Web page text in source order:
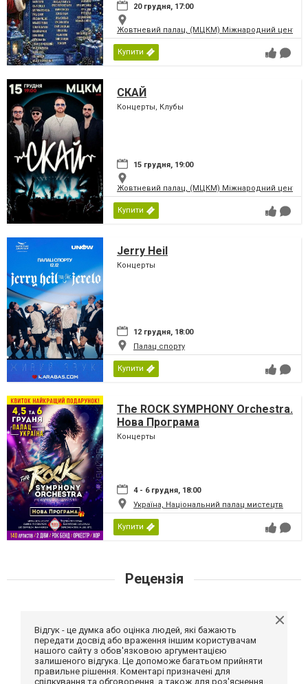
20 грудня, 17:00
Жовтневий палац, (МЦКМ) Міжнародний центр
Купити
СКАЙ
Концерты, Клубы
15 грудня, 19:00
Жовтневий палац, (МЦКМ) Міжнародний центр
Купити
Jerry Heil
Концерты
12 грудня, 18:00
Палац спорту
Купити
The ROCK SYMPHONY Orchestra.
Нова Програма
Концерты
4 - 6 грудня, 18:00
Україна, Національний палац мистецтв
Купити
Рецензія
Відгук - це думка або оцінка людей, які бажають
передати досвід або враження іншим користувачам
нашого сайту з обов'язковою аргументацією
залишеного відгука. Це допоможе багатьом прийняти
правильне рішення. Коментарі призначені для
спілкування та обговорення, а також для роз'яснення